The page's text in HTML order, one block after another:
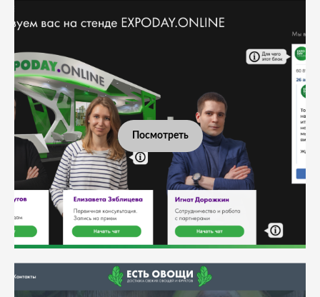
Посмотреть